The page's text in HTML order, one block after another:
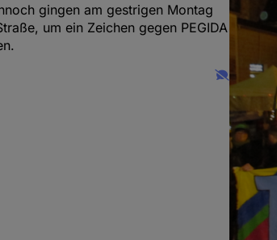
gingen am gestrigen Montag
um ein Zeichen gegen PEGIDA